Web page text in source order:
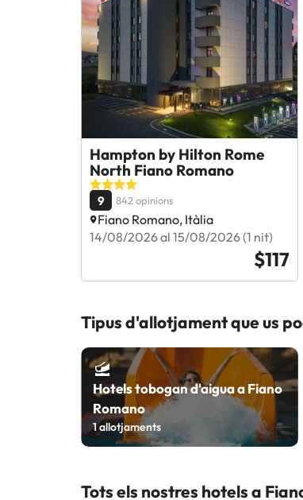
Hampton by Hilton Rome
North Fiano Romano
9 842 opinions
Fiano Romano, Itàlia
14/08/2026 al 15/08/2026 (1 nit)
$117
Tipus d'allotjament que us
Hotels tobogan d'aigua a Fiano
Romano
1allotjaments
Tots els nostres hotels a